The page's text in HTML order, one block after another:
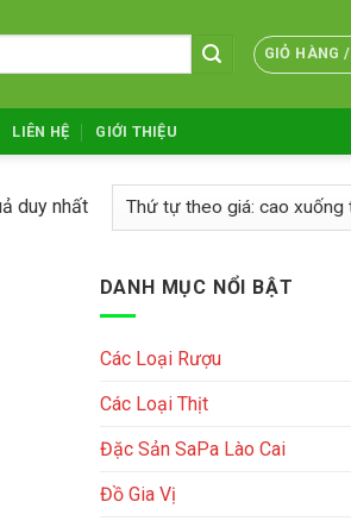
GIỎ HÀNG /
LIÊN HỆ GIỚI THIỆU
duy nhất
DANH MỤC NỔI BẬT
Các Loại Rượu
Các Loại Thịt
Đặc Sản SaPa Lào Cai
Đồ Gia Vị